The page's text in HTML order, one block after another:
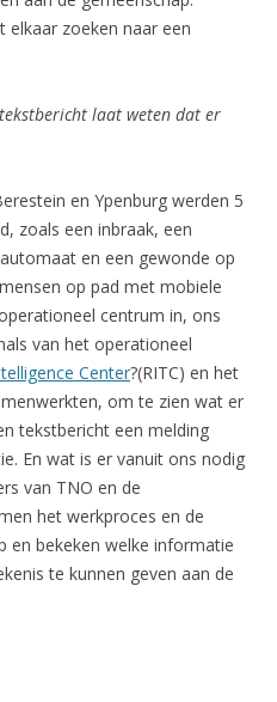
elkaar zoeken naar een
laat weten dat er
en Ypenburg werden 5
zoals een inbraak, een
en een gewonde op
op pad met mobiele
centrum in, ons
van het operationeel
Center?(RITC) en het
om te zien wat er
tekstbericht een melding
En wat is er vanuit ons nodig
van TNO en de
het werkproces en de
en bekeken welke informatie
te kunnen geven aan de